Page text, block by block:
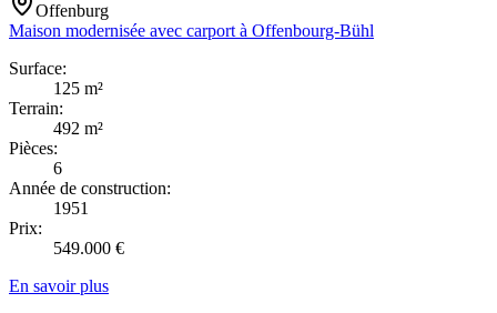
Offenburg
Maison modernisée avec carport à Offenbourg-Bühl
Surface:
125 m²
Terrain:
492 m²
Pièces:
6
Année de construction:
1951
Prix:
549.000 €
En savoir plus